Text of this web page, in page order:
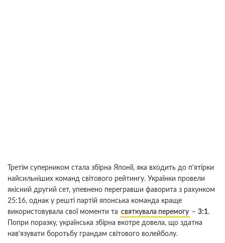
Третім суперником стала збірна Японії, яка входить до п'ятірки
найсильніших команд світового рейтингу. Українки провели
якісний другий сет, упевнено перегравши фаворита з рахунком
25:16, однак у решті партій японська команда краще
використовувала свої моменти та святкувала перемогу – 3:1.
Попри поразку, українська збірна вкотре довела, що здатна
нав'язувати боротьбу грандам світового волейболу.